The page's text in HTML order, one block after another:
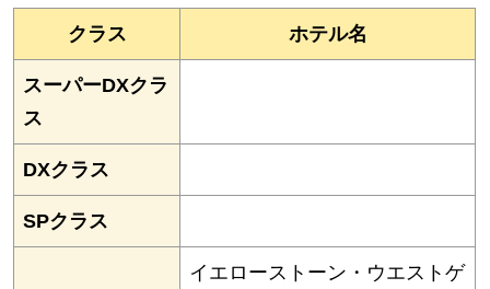
クラス ホテル名
スーパーDXクラ
ス
DXクラス
SPクラス
イエローストーン・ウエストゲ